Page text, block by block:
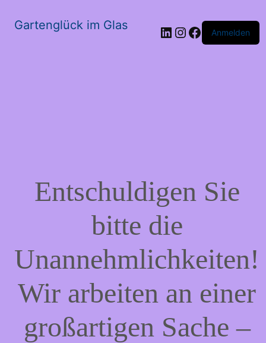
Gartenglück im Glas LinkedIn
Instagram
Facebook
Anmelden
Entschuldigen Sie
bitte die
Unannehmlichkeiten!
Wir arbeiten an einer
großartigen Sache –